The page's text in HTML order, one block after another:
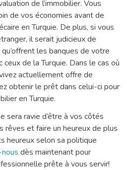
de l’immobilier. Vous
de vos économies avant de
en Turquie. De plus, si vous
il serait judicieux de
les banques de votre
de la Turquie. Dans le cas où
actuellement offre de
obtenir le prêt dans celui-ci pour
en Turquie.
sera ravie d’être à vos côtés
rêves et faire un heureux de plus
heureux selon sa politique
dès maintenant pour
prête à vous servir!